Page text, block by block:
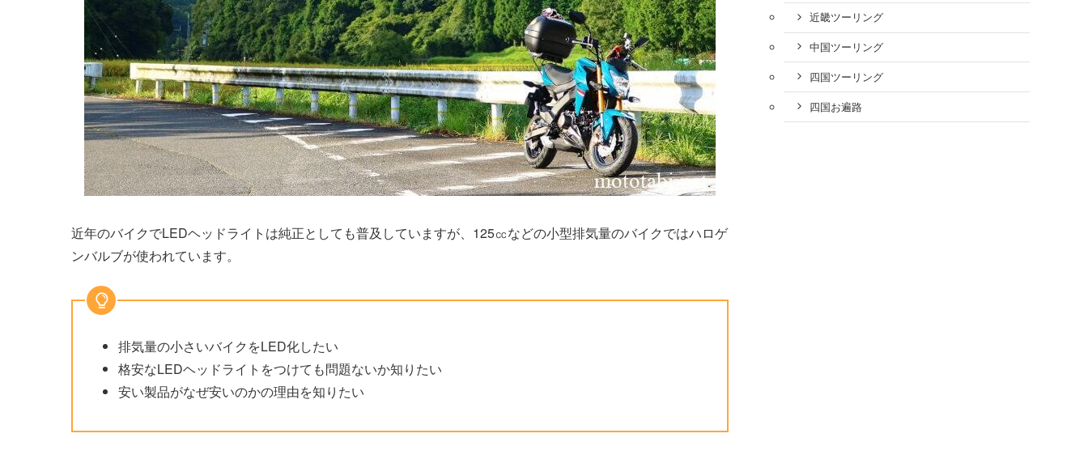
近年のバイクでLEDヘッドライトは純正としても普及していますが、125㏄などの小型排気量のバイクではハロゲ
ンバルブが使われています。
排気量の小さいバイクをLED化したい
格安なLEDヘッドライトをつけても問題ないか知りたい
安い製品がなぜ安いのかの理由を知りたい
近畿ツーリング
中国ツーリング
四国ツーリング
四国お遍路